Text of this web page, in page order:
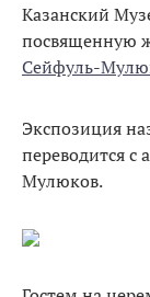
Казанский
посвященную
Сейфуль-
Экспозиция
переводится с
Мулюков.